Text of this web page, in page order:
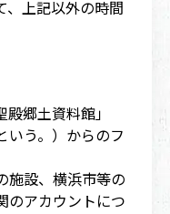
、上記以外の時間
郷土資料館」
いう。）からのフ
施設、横浜市等の
のアカウントにつ